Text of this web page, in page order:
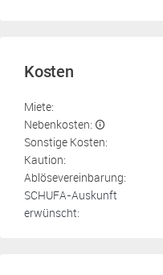
Kosten
Miete:
Nebenkosten:
Sonstige Kosten:
Kaution:
Ablösevereinbarung:
SCHUFA-Auskunft
erwünscht: